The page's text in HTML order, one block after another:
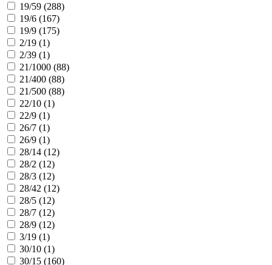
19/59 (288)
19/6 (167)
19/9 (175)
2/19 (1)
2/39 (1)
21/1000 (88)
21/400 (88)
21/500 (88)
22/10 (1)
22/9 (1)
26/7 (1)
26/9 (1)
28/14 (12)
28/2 (12)
28/3 (12)
28/42 (12)
28/5 (12)
28/7 (12)
28/9 (12)
3/19 (1)
30/10 (1)
30/15 (160)